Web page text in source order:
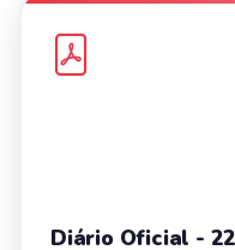
Diário Oficial -